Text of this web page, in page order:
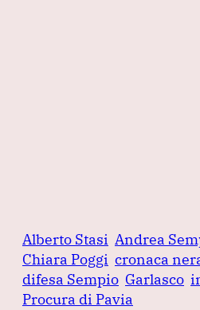
Alberto Stasi Andrea
Chiara Poggi cronaca
difesa Sempio Garlasco
Procura di Pavia